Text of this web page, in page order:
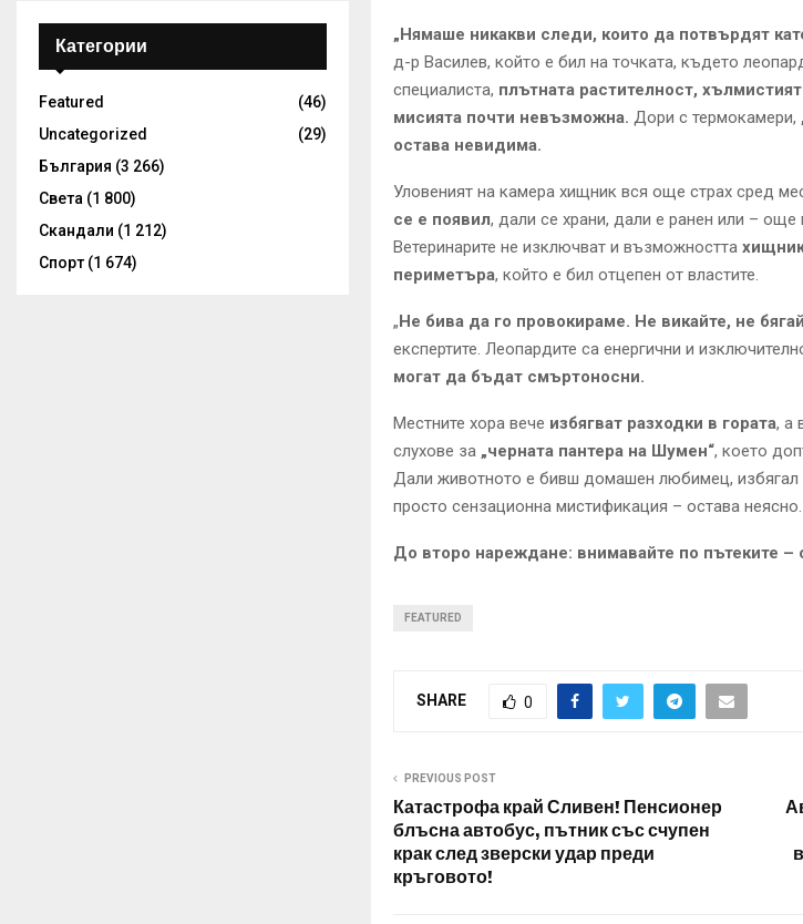
„Нямаше никакви следи, които да потвърдят
д-р Василев, който е бил на точката, където
специалиста, плътната растителност,
мисията почти невъзможна. Дори с термокамери,
остава невидима.
Уловеният на камера хищник вся още страх сред
се е появил, дали се храни, дали е ранен или –
Ветеринарите не изключват и възможността
периметъра, който е бил отцепен от властите.
„Не бива да го провокираме. Не викайте, не
експертите. Леопардите са енергични и
могат да бъдат смъртоносни.
Местните хора вече избягват разходки в гората, а
слухове за „черната пантера на Шумен“, което
Дали животното е бивш домашен любимец, избягал
просто сензационна мистификация – остава неясно.
До второ нареждане: внимавайте по пътеките –
FEATURED
SHARE 0
PREVIOUS POST
Катастрофа край Сливен! Пенсионер
блъсна автобус, пътник със счупен
крак след зверски удар преди
кръговото!
Категории
Featured
(46)
Uncategorized
(29)
България (3 266)
Света (1 800)
Скандали (1 212)
Спорт (1 674)